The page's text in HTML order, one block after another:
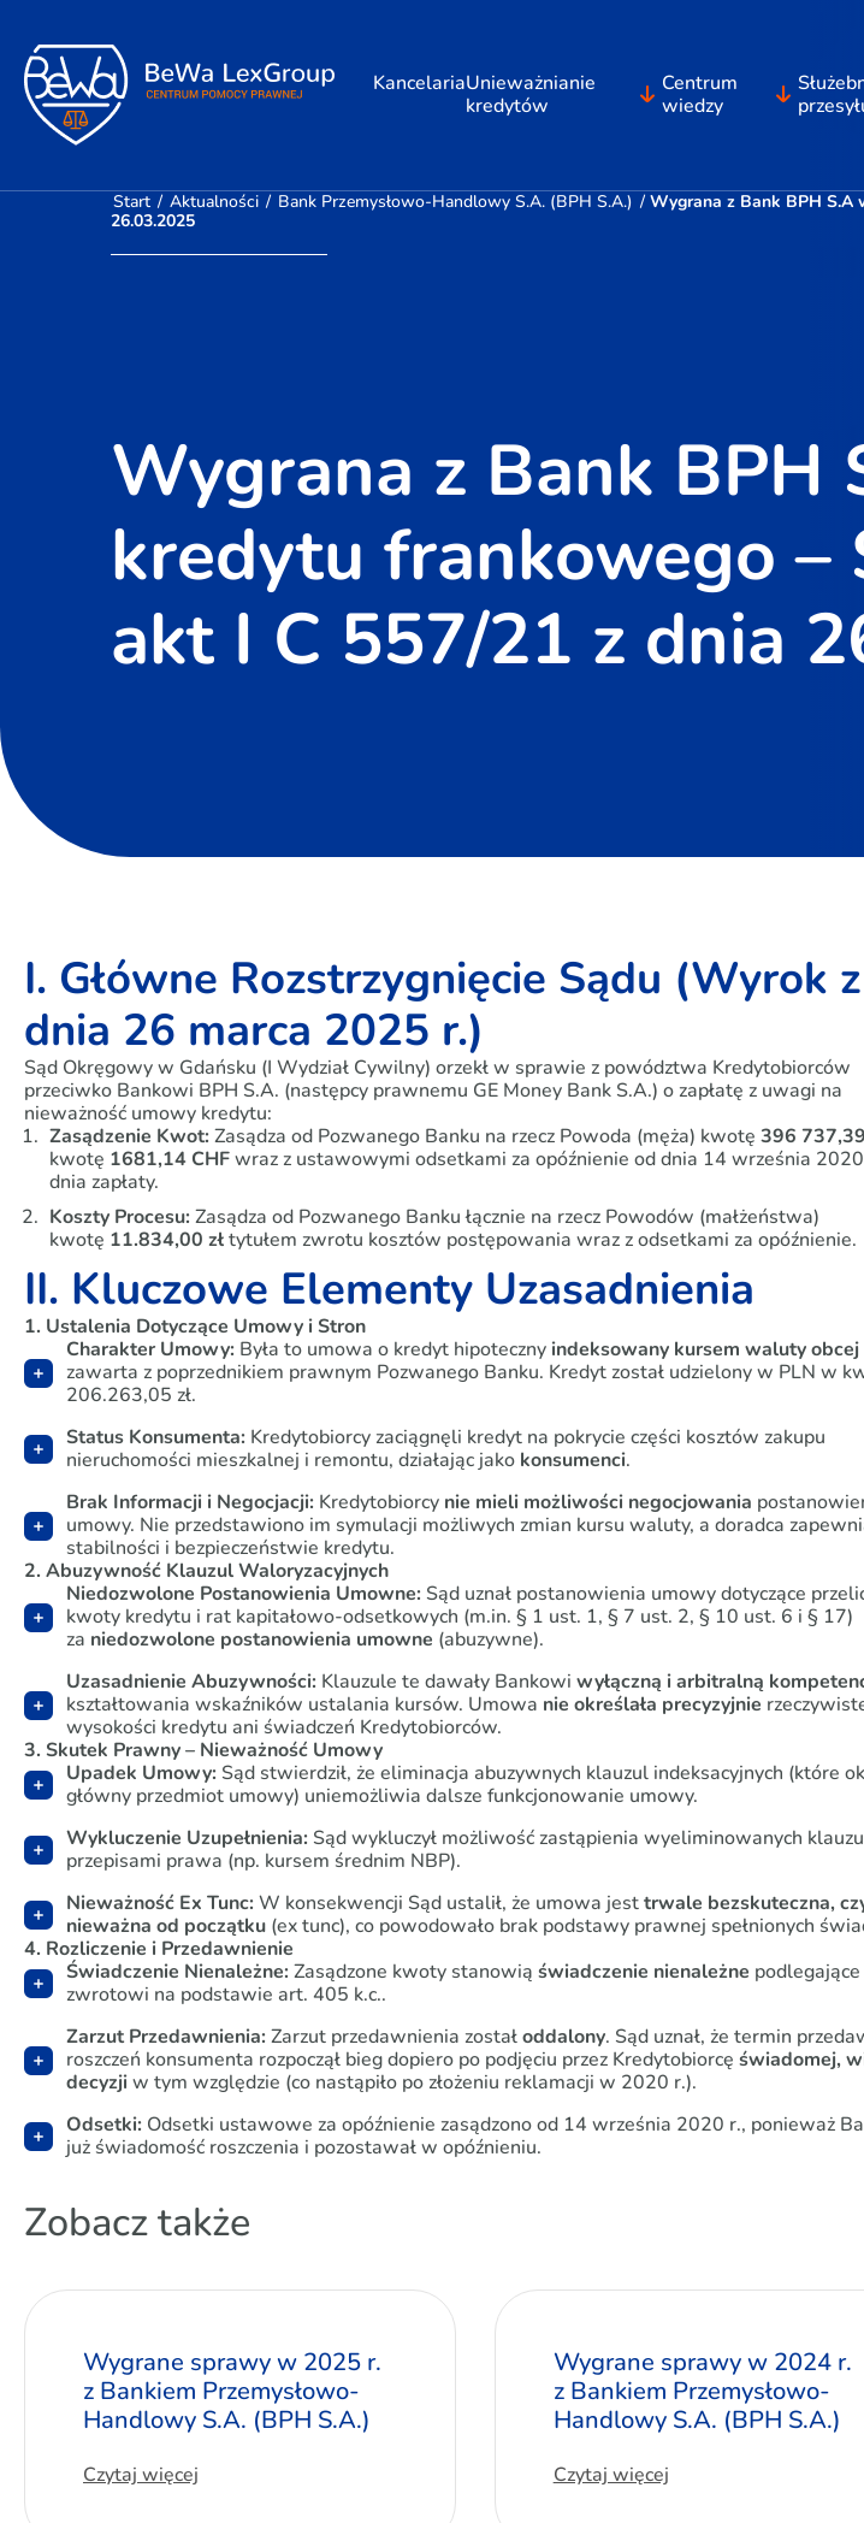
KancelariaUnieważnianie
kredytów
Centrum
wiedzy
Start / Aktualności / Bank Przemysłowo-Handlowy S.A. (BPH S.A.) / Wygrana z Bank BPH S.A
26.03.2025
Wygrana z Bank BPH
kredytu frankowego –
akt I C 557/21 z dnia
I. Główne Rozstrzygnięcie Sądu (Wyrok z
dnia 26 marca 2025 r.)
Sąd Okręgowy w Gdańsku (I Wydział Cywilny) orzekł w sprawie z powództwa Kredytobiorców
przeciwko Bankowi BPH S.A. (następcy prawnemu GE Money Bank S.A.) o zapłatę z uwagi na
nieważność umowy kredytu:
Zasądzenie Kwot: Zasądza od Pozwanego Banku na rzecz Powoda (męża) kwotę 396
kwotę 1681,14 CHFwraz z ustawowymi odsetkami za opóźnienie od dnia 14 września
dnia zapłaty.
Koszty Procesu: Zasądza od Pozwanego Banku łącznie na rzecz Powodów (małżeństwa)
kwotę 11.834,00 złtytułem zwrotu kosztów postępowania wraz z odsetkami za opóźnienie.
II. Kluczowe Elementy Uzasadnienia
1. Ustalenia Dotyczące Umowy i Stron
Charakter Umowy: Była to umowa o kredyt hipoteczny indeksowany kursem waluty obcej
zawarta z poprzednikiem prawnym Pozwanego Banku. Kredyt został udzielony w PLN w
206.263,05 zł.
Status Konsumenta: Kredytobiorcy zaciągnęli kredyt na pokrycie części kosztów zakupu
nieruchomości mieszkalnej i remontu, działając jako konsumenci.
Brak Informacji i Negocjacji: Kredytobiorcy nie mieli możliwości negocjowania
umowy. Nie przedstawiono im symulacji możliwych zmian kursu waluty, a doradca
stabilności i bezpieczeństwie kredytu.
2. Abuzywność Klauzul Waloryzacyjnych
Niedozwolone Postanowienia Umowne: Sąd uznał postanowienia umowy dotyczące
kwoty kredytu i rat kapitałowo-odsetkowych (m.in. § 1 ust. 1, § 7 ust. 2, § 10 ust. 6 i § 17)
za niedozwolone postanowienia umowne (abuzywne).
Uzasadnienie Abuzywności: Klauzule te dawały Bankowiwyłączną i arbitralną
kształtowania wskaźników ustalania kursów. Umowa nie określała precyzyjnie
wysokości kredytu ani świadczeń Kredytobiorców.
3. Skutek Prawny – Nieważność Umowy
Upadek Umowy: Sąd stwierdził, że eliminacja abuzywnych klauzul indeksacyjnych (które
główny przedmiot umowy) uniemożliwia dalsze funkcjonowanie umowy.
Wykluczenie Uzupełnienia: Sąd wykluczył możliwość zastąpienia wyeliminowanych
przepisami prawa (np. kursem średnim NBP).
Nieważność Ex Tunc: W konsekwencji Sąd ustalił, że umowa jesttrwale bezskuteczna,
nieważna od początku (ex tunc), co powodowało brak podstawy prawnej spełnionych
4. Rozliczenie i Przedawnienie
Świadczenie Nienależne: Zasądzone kwoty stanowiąświadczenie nienależne podlegające
zwrotowi na podstawie art. 405 k.c..
Zarzut Przedawnienia: Zarzut przedawnienia zostałoddalony. Sąd uznał, że termin
roszczeń konsumenta rozpoczął bieg dopiero po podjęciu przez Kredytobiorcęświadomej,
decyzjiw tym względzie (co nastąpiło po złożeniu reklamacji w 2020 r.).
Odsetki: Odsetki ustawowe za opóźnienie zasądzono od 14 września 2020 r., ponieważ
już świadomość roszczenia i pozostawał w opóźnieniu.
Zobacz także
Wygrane sprawy w 2025 r.
z Bankiem Przemysłowo-
Handlowy S.A. (BPH S.A.)
Czytaj więcej
Wygrane sprawy w 2024 r.
z Bankiem Przemysłowo-
Handlowy S.A. (BPH S.A.)
Czytaj więcej